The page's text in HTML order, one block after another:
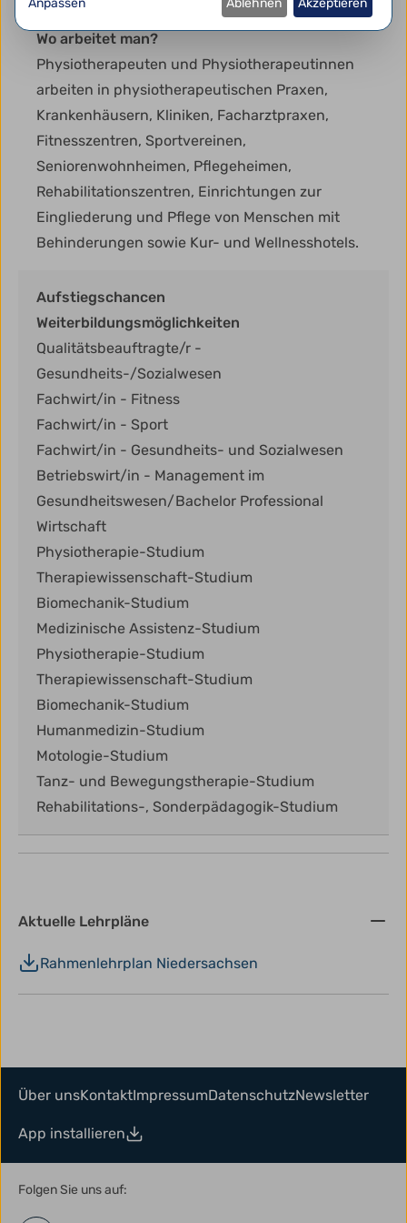
Wo arbeitet man?
Physiotherapeuten und Physiotherapeutinnen
arbeiten in physiotherapeutischen Praxen,
Krankenhäusern, Kliniken, Facharztpraxen,
Fitnesszentren, Sportvereinen,
Seniorenwohnheimen, Pflegeheimen,
Rehabilitationszentren, Einrichtungen zur
Eingliederung und Pflege von Menschen mit
Behinderungen sowie Kur- und Wellnesshotels.
Aufstiegschancen
Weiterbildungsmöglichkeiten
Qualitätsbeauftragte/r -
Gesundheits-/Sozialwesen
Fachwirt/in - Fitness
Fachwirt/in - Sport
Fachwirt/in - Gesundheits- und Sozialwesen
Betriebswirt/in - Management im
Gesundheitswesen/Bachelor Professional
Wirtschaft
Physiotherapie-Studium
Therapiewissenschaft-Studium
Biomechanik-Studium
Medizinische Assistenz-Studium
Physiotherapie-Studium
Therapiewissenschaft-Studium
Biomechanik-Studium
Humanmedizin-Studium
Motologie-Studium
Tanz- und Bewegungstherapie-Studium
Rehabilitations-, Sonderpädagogik-Studium
Aktuelle Lehrpläne
Rahmenlehrplan Niedersachsen
Über unsKontaktImpressumDatenschutzNewsletter
App installieren
Folgen Sie uns auf: